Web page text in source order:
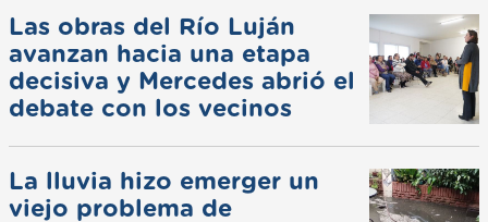
Las obras del Río Luján
avanzan hacia una etapa
decisiva y Mercedes abrió el
debate con los vecinos
La lluvia hizo emerger un
viejo problema de